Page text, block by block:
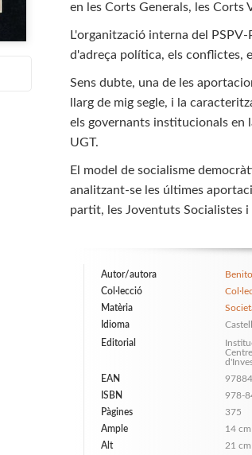
en les Corts Generals, les Corts
L'organització interna del
d'adreça política, els conflictes,
Sens dubte, una de les
llarg de mig segle, i la
els governants institucionals en
UGT.
El model de socialisme
analitzant-se les últimes
partit, les Joventuts Socialistes
Autor/autora
Col·lecció
Matèria
Idioma
Editorial
EAN
ISBN
978-
Pàgines
375
Ample
14 cm
Alt
21 cm